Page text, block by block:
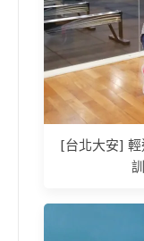
[台北大安] 輕